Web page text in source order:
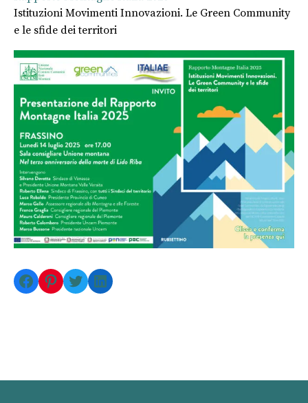
Istituzioni Movimenti Innovazioni. Le Green Community
e le sfide dei territori
Facebook
Pinterest
TwitterLinkedIn